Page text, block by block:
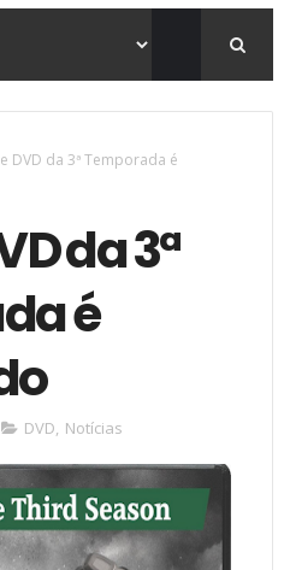
DVD da 3ª Temporada é
da 3ª
é
DVD, Notícias